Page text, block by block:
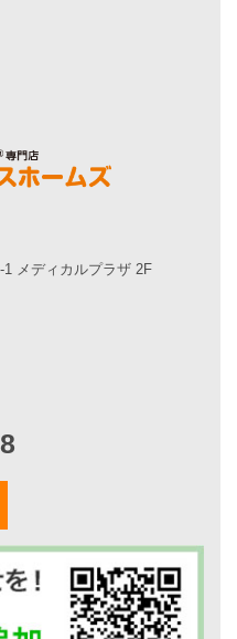
メディカルプラザ 2F